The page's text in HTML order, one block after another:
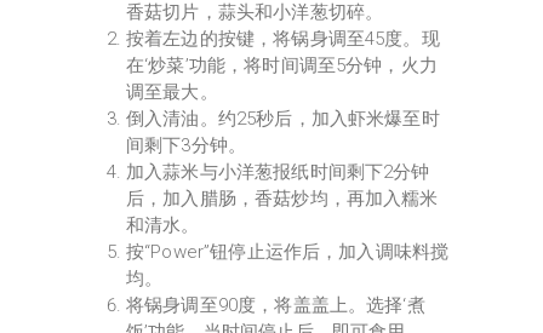
香菇切片，蒜头和小洋葱切碎。
按着左边的按键，将锅身调至45度。现
在‘炒菜’功能，将时间调至5分钟，火力
调至最大。
倒入清油。约25秒后，加入虾米爆至时
间剩下3分钟。
加入蒜米与小洋葱报纸时间剩下2分钟
后，加入腊肠，香菇炒均，再加入糯米
和清水。
按“Power”钮停止运作后，加入调味料搅
均。
将锅身调至90度，将盖盖上。选择‘煮